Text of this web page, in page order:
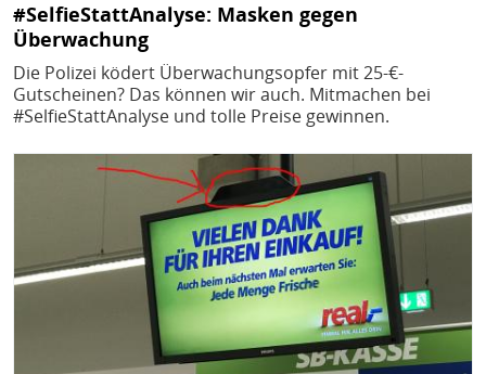
#SelfieStattAnalyse: Masken gegen
Überwachung
Die Polizei ködert Überwachungsopfer mit 25-€-
Gutscheinen? Das können wir auch. Mitmachen bei
#SelfieStattAnalyse und tolle Preise gewinnen.
Bild